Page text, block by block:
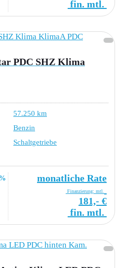
fin. mtl.
PDC SHZ Klima
57.250 km
Benzin
Schaltgetriebe
monatliche Rate
Finanzierung: mtl.
181,- €
fin. mtl.